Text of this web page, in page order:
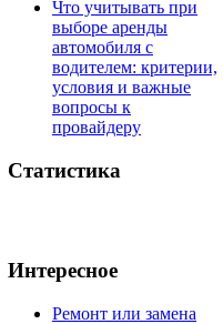
Что учитывать при
выборе аренды
автомобиля с
водителем: критерии,
условия и важные
вопросы к
провайдеру
Статистика
Интересное
Ремонт или замена